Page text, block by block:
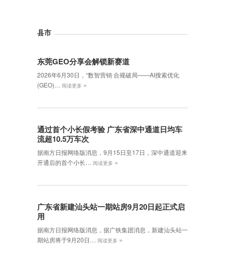
县市
东莞GEO分享会解锁新赛道
2026年6月30日，‌“数智营销 合规破局——AI搜索优化
(GEO)…
阅读更多 »
通过首个小长假考验 广东省深中通道日均车
流超10.5万车次
据南方日报网络版消息，9月15日至17日，深中通道迎来
开通后的首个小长…
阅读更多 »
广东省新建汕头站一期站房9月20日起正式启
用
据南方日报网络版消息，据广铁集团消息，新建汕头站一
期站房将于9月20日…
阅读更多 »